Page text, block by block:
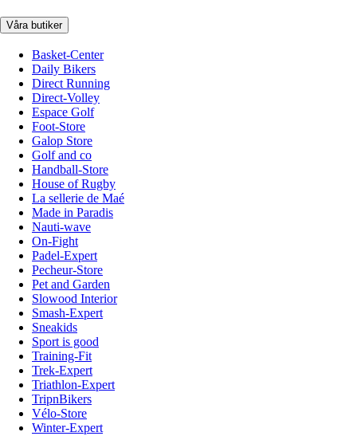
Våra butiker
Basket-Center
Daily Bikers
Direct Running
Direct-Volley
Espace Golf
Foot-Store
Galop Store
Golf and co
Handball-Store
House of Rugby
La sellerie de Maé
Made in Paradis
Nauti-wave
On-Fight
Padel-Expert
Pecheur-Store
Pet and Garden
Slowood Interior
Smash-Expert
Sneakids
Sport is good
Training-Fit
Trek-Expert
Triathlon-Expert
TripnBikers
Vélo-Store
Winter-Expert